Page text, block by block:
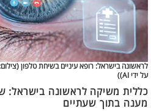
לראשונה בישראל: רופא עיניים בשיחת טלפון (
על ידי AI))
כללית משיקה לראשונה בישראל:
מענה בתוך שעתיים